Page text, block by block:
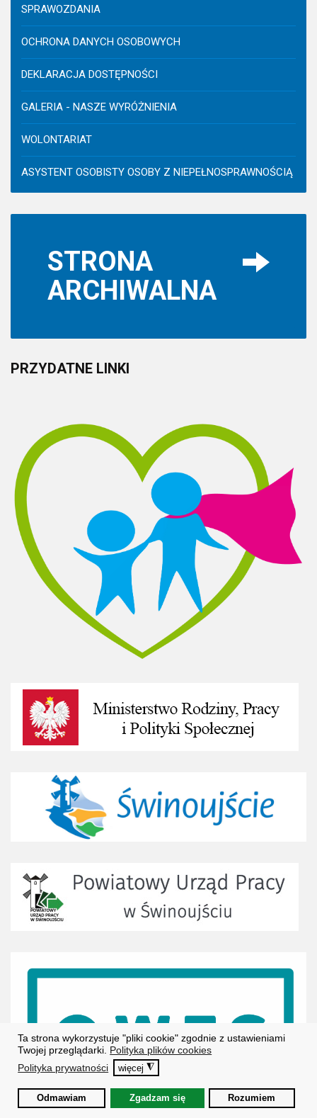
Ta strona wykorzystuje "pliki cookie" zgodnie z ustawieniami
Twojej przeglądarki. Polityka plików cookies
Polityka prywatności
więcej ◮
Odmawiam Zgadzam się Rozumiem
SPRAWOZDANIA
OCHRONA DANYCH OSOBOWYCH
DEKLARACJA DOSTĘPNOŚCI
GALERIA - NASZE WYRÓŻNIENIA
WOLONTARIAT
ASYSTENT OSOBISTY OSOBY Z NIEPEŁNOSPRAWNOŚCIĄ
STRONA
ARCHIWALNA
PRZYDATNE LINKI